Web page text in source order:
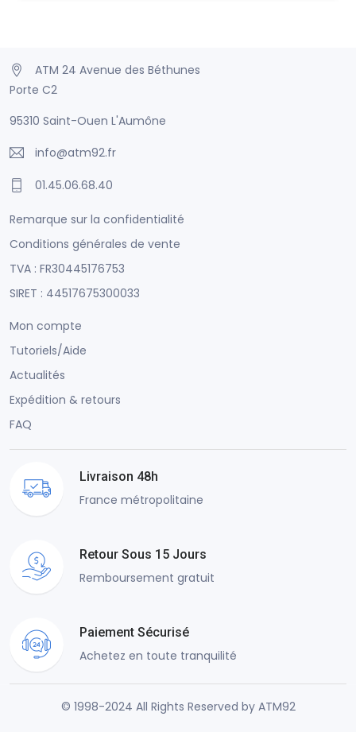
ATM 24 Avenue des Béthunes
Porte C2
95310 Saint-Ouen L'Aumône
info@atm92.fr
01.45.06.68.40
Remarque sur la confidentialité
Conditions générales de vente
TVA : FR30445176753
SIRET : 44517675300033
Mon compte
Tutoriels/Aide
Actualités
Expédition & retours
FAQ
Livraison 48h
France métropolitaine
Retour Sous 15 Jours
Remboursement gratuit
Paiement Sécurisé
Achetez en toute tranquilité
© 1998-2024 All Rights Reserved by ATM92